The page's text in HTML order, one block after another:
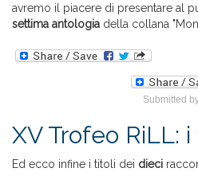
avremo il piacere di presentare al
settima antologia della collana
Submitted
XV Trofeo RiLL:
Ed ecco infine i titoli dei dieci